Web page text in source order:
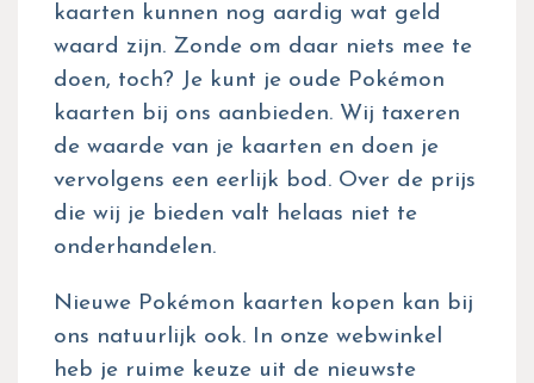
kaarten kunnen nog aardig wat geld
waard zijn. Zonde om daar niets mee te
doen, toch? Je kunt je oude Pokémon
kaarten bij ons aanbieden. Wij taxeren
de waarde van je kaarten en doen je
vervolgens een eerlijk bod. Over de prijs
die wij je bieden valt helaas niet te
onderhandelen.
Nieuwe Pokémon kaarten kopen kan bij
ons natuurlijk ook. In onze webwinkel
heb je ruime keuze uit de nieuwste